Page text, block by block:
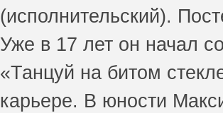
(исполнительский).
Уже в 17 лет он начал
«Танцуй на битом
карьере. В юности